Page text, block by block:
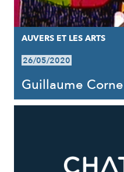
AUVERS ET LES ARTS
26/05/2020
Guillaume